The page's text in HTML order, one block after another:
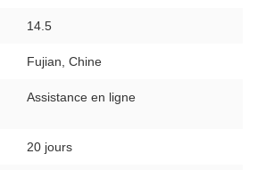
14.5
Fujian, Chine
Assistance en ligne
20 jours